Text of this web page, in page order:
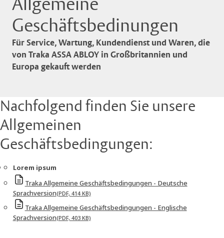
Geschäftsbedinungen
Für Service, Wartung, Kundendienst und Waren, die
von Traka ASSA ABLOY in Großbritannien und
Europa gekauft werden
Nachfolgend finden Sie unsere
Allgemeinen
Geschäftsbedingungen:
Lorem ipsum
Traka Allgemeine Geschäftsbedingungen - Deutsche
Sprachversion(PDF, 414 KB)
Traka Allgemeine Geschäftsbedingungen - Englische
Sprachversion(PDF, 403 KB)